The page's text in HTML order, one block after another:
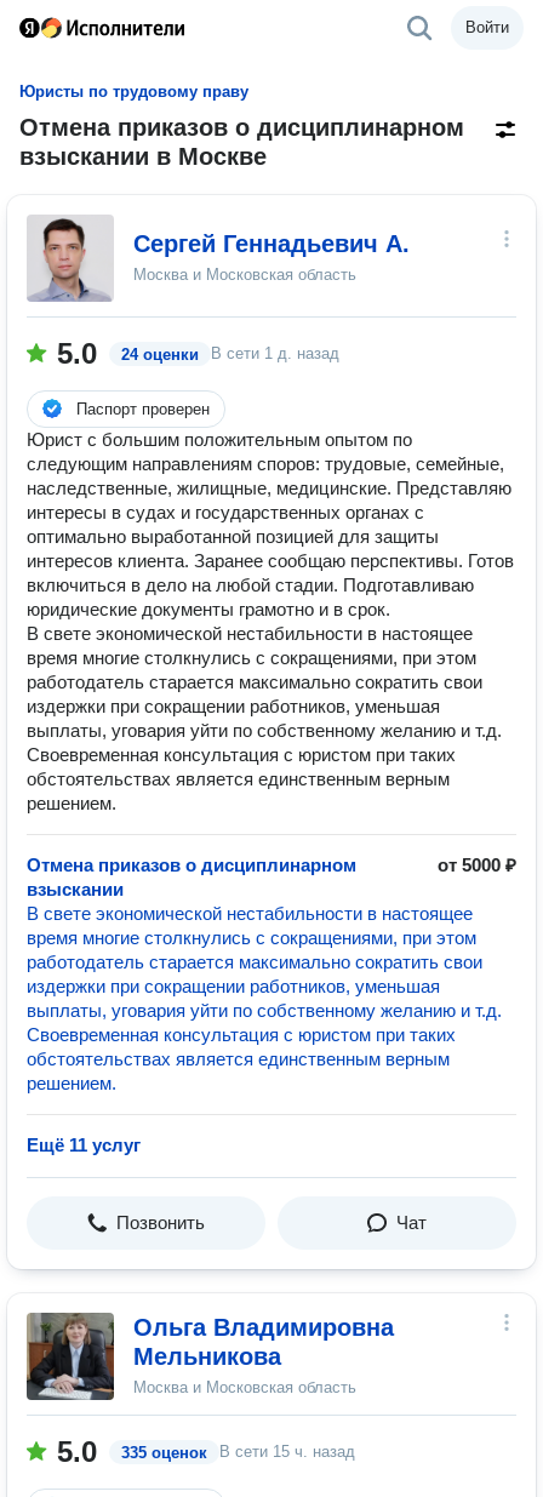
Войти
Юристы по трудовому праву
Отмена приказов о дисциплинарном
взыскании в Москве
Сергей Геннадьевич А.
Москва и Московская область
5.0 24 оценки В сети 1 д. назад
Паспорт проверен
Юрист с большим положительным опытом по
следующим направлениям споров: трудовые, семейные,
наследственные, жилищные, медицинские. Представляю
интересы в судах и государственных органах с
оптимально выработанной позицией для защиты
интересов клиента. Заранее сообщаю перспективы. Готов
включиться в дело на любой стадии. Подготавливаю
юридические документы грамотно и в срок.
В свете экономической нестабильности в настоящее
время многие столкнулись с сокращениями, при этом
работодатель старается максимально сократить свои
издержки при сокращении работников, уменьшая
выплаты, уговария уйти по собственному желанию и т.д.
Своевременная консультация с юристом при таких
обстоятельствах является единственным верным
решением.
Отмена приказов о дисциплинарном
взыскании
от 5000 ₽
В свете экономической нестабильности в настоящее
время многие столкнулись с сокращениями, при этом
работодатель старается максимально сократить свои
издержки при сокращении работников, уменьшая
выплаты, уговария уйти по собственному желанию и т.д.
Своевременная консультация с юристом при таких
обстоятельствах является единственным верным
решением.
Ещё 11 услуг
Позвонить Чат
Ольга Владимировна
Мельникова
Москва и Московская область
5.0 335 оценок В сети 15 ч. назад